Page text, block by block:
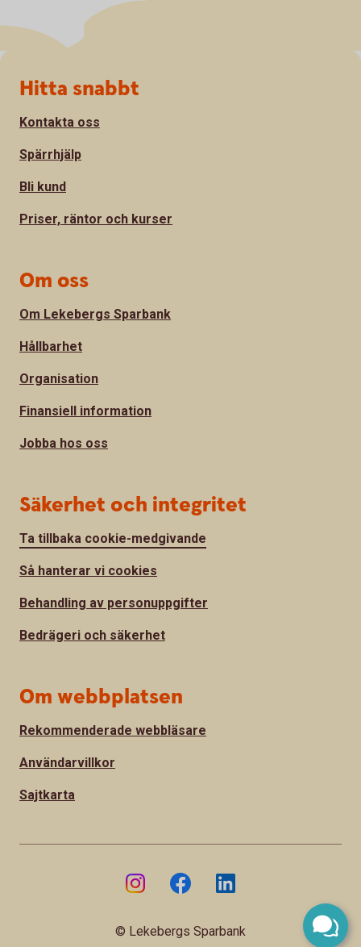
Sidfot
Hitta snabbt
Kontakta oss
Spärrhjälp
Bli kund
Priser, räntor och kurser
Om oss
Om Lekebergs Sparbank
Hållbarhet
Organisation
Finansiell information
Jobba hos oss
Säkerhet och integritet
Ta tillbaka cookie-medgivande
Så hanterar vi cookies
Behandling av personuppgifter
Bedrägeri och säkerhet
Om webbplatsen
Rekommenderade webbläsare
Användarvillkor
Sajtkarta
© Lekebergs Sparbank